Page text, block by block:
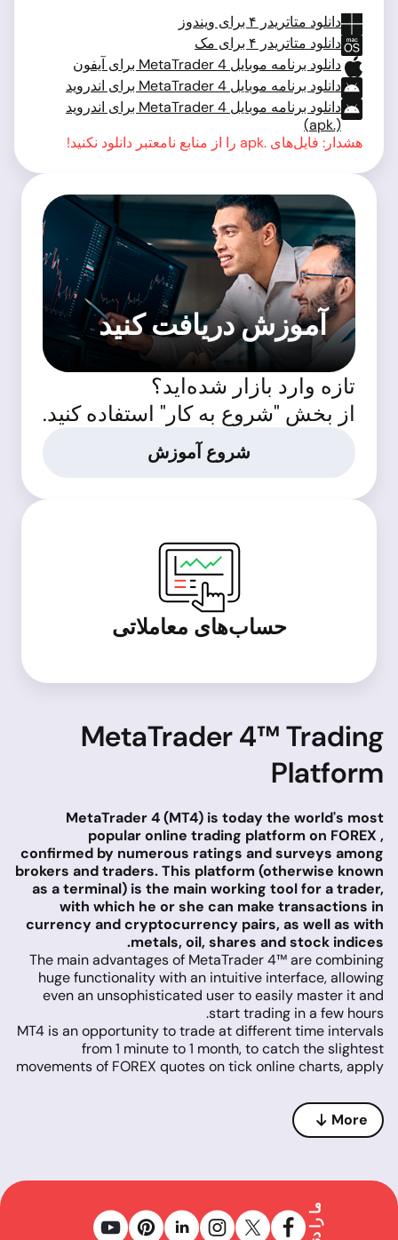
دانلود متاتریدر ۴ برای ویندوز
دانلود متاتریدر ۴ برای مک
دانلود برنامه موبایل MetaTrader 4 برای آیفون
دانلود برنامه موبایل MetaTrader 4 برای اندروید
دانلود برنامه موبایل MetaTrader 4 برای اندروید
(.apk)
هشدار: فایل‌های .apk را از منابع نامعتبر دانلود نکنید!
آموزش دریافت کنید
تازه وارد بازار شده‌اید؟
از بخش "شروع به کار" استفاده کنید.
شروع آموزش
حساب‌های معاملاتی
MetaTrader 4™ Trading
Platform
MetaTrader 4 (MT4) is today the world's most
popular online trading platform on FOREX ,
confirmed by numerous ratings and surveys among
brokers and traders. This platform (otherwise known
as a terminal) is the main working tool for a trader,
with which he or she can make transactions in
currency and cryptocurrency pairs, as well as with
metals, oil, shares and stock indices.
The main advantages of MetaTrader 4™ are combining
huge functionality with an intuitive interface, allowing
even an unsophisticated user to easily master it and
start trading in a few hours.
MT4 is an opportunity to trade at different time intervals
from 1 minute to 1 month, to catch the slightest
movements of FOREX quotes on tick online charts, apply
immediate and delayed execution.
MT4 is an impressive opportunity for technical analysis.
Experts have developed thousands of indicators for
MT4 is the possibility of automatic trading (algotrading)
More